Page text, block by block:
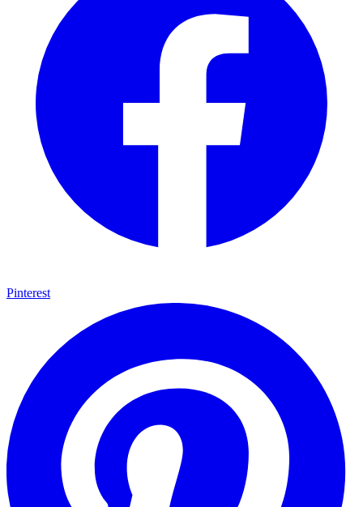
Pinterest